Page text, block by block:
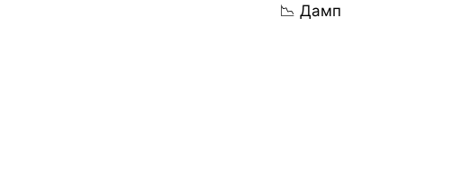
📉 Дамп